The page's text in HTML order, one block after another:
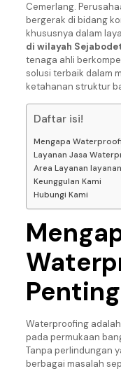
Cemerlang.
bergerak di bidang
khususnya dalam
di wilayah
tenaga ahli
solusi terbaik dalam
ketahanan struktur
Daftar isi!
Mengapa
Layanan Jasa
Area Layanan
Keunggulan Kami
Hubungi Kami
Waterproofing
pada permukaan
Tanpa perlindungan
berbagai masalah